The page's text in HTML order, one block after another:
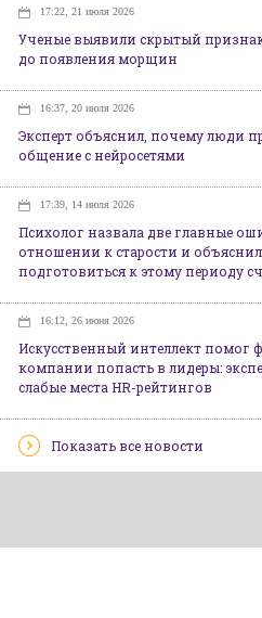
17:22, 21 июля 2026
Ученые выявили скрытый
до появления морщин
16:37, 20 июля 2026
Эксперт объяснил, почему люди
общение с нейросетями
17:39, 14 июля 2026
Психолог назвала две главные
отношении к старости и
подготовиться к этому периоду
16:12, 26 июня 2026
Искусственный интеллект помог
компании попасть в лидеры:
слабые места HR-рейтингов
Показать все новости